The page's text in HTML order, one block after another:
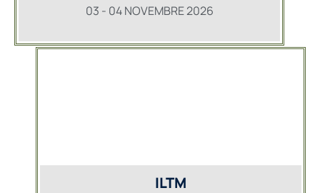
03 - 04 NOVEMBRE 2026
ILTM